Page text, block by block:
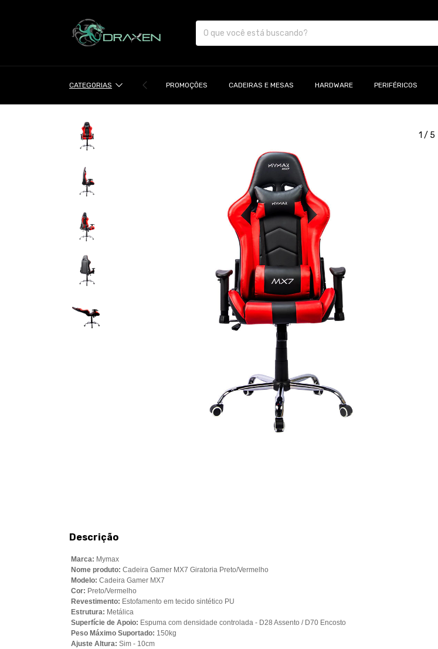
CATEGORIAS PROMOÇÕES CADEIRAS E MESAS HARDWARE PERIFÉRICOS
1 / 5
Descrição
Marca: Mymax
Nome produto: Cadeira Gamer MX7 Giratoria Preto/Vermelho
Modelo: Cadeira Gamer MX7
Cor: Preto/Vermelho
Revestimento: Estofamento em tecido sintético PU
Estrutura: Metálica
Superfície de Apoio: Espuma com densidade controlada - D28 Assento / D70 Encosto
Peso Máximo Suportado: 150kg
Ajuste Altura: Sim - 10cm